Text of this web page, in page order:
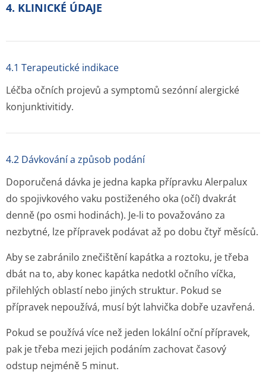
4. KLINICKÉ ÚDAJE
4.1 Terapeutické indikace
Léčba očních projevů a symptomů sezónní alergické
konjunktivitidy.
4.2 Dávkování a způsob podání
Doporučená dávka je jedna kapka přípravku Alerpalux
do spojivkového vaku postiženého oka (očí) dvakrát
denně (po osmi hodinách). Je-li to považováno za
nezbytné, lze přípravek podávat až po dobu čtyř měsíců.
Aby se zabránilo znečištění kapátka a roztoku, je třeba
dbát na to, aby konec kapátka nedotkl očního víčka,
přilehlých oblastí nebo jiných struktur. Pokud se
přípravek nepoužívá, musí být lahvička dobře uzavřená.
Pokud se používá více než jeden lokální oční přípravek,
pak je třeba mezi jejich podáním zachovat časový
odstup nejméně 5 minut.